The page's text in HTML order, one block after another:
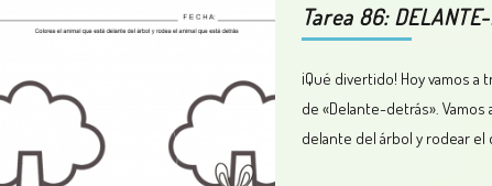
Tarea 86:
¡Qué divertido! Hoy vamos a trabajar en entender el concepto
de «Delante-detrás».
delante del árbol y rodear